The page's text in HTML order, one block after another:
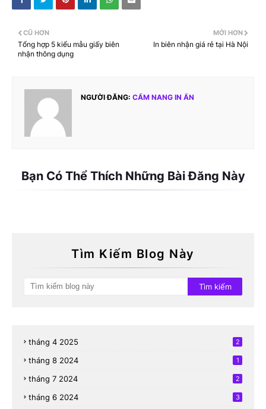
MỚI HƠN
In biên nhận giá rẻ tại Hà Nội
CŨ HƠN
Tổng hợp 5 kiểu mẫu giấy biên
nhận thông dụng
NGƯỜI ĐĂNG: CẨM NANG IN ẤN
Bạn Có Thể Thích Những Bài Đăng Này
Tìm Kiếm Blog Này
tháng 4 2025 2
tháng 8 2024 1
tháng 7 2024 2
tháng 6 2024 3